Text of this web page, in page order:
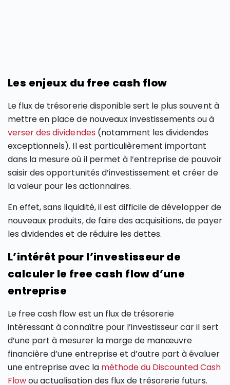
Les enjeux du free cash flow
Le flux de trésorerie disponible sert le plus souvent à
mettre en place de nouveaux investissements ou à
verser des dividendes (notamment les dividendes
exceptionnels). Il est particulièrement important
dans la mesure où il permet à l’entreprise de pouvoir
saisir des opportunités d’investissement et créer de
la valeur pour les actionnaires.
En effet, sans liquidité, il est difficile de développer de
nouveaux produits, de faire des acquisitions, de payer
les dividendes et de réduire les dettes.
L’intérêt pour l’investisseur de
calculer le free cash flow d’une
entreprise
Le free cash flow est un flux de trésorerie
intéressant à connaître pour l’investisseur car il sert
d’une part à mesurer la marge de manœuvre
financière d’une entreprise et d’autre part à évaluer
une entreprise avec la méthode du Discounted Cash
Flowou actualisation des flux de trésorerie futurs.